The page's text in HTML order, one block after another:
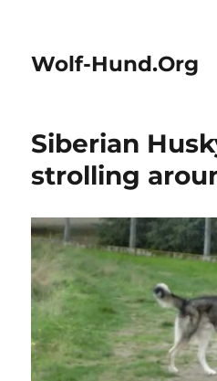
Wolf-Hund.Org
Siberian
strolling